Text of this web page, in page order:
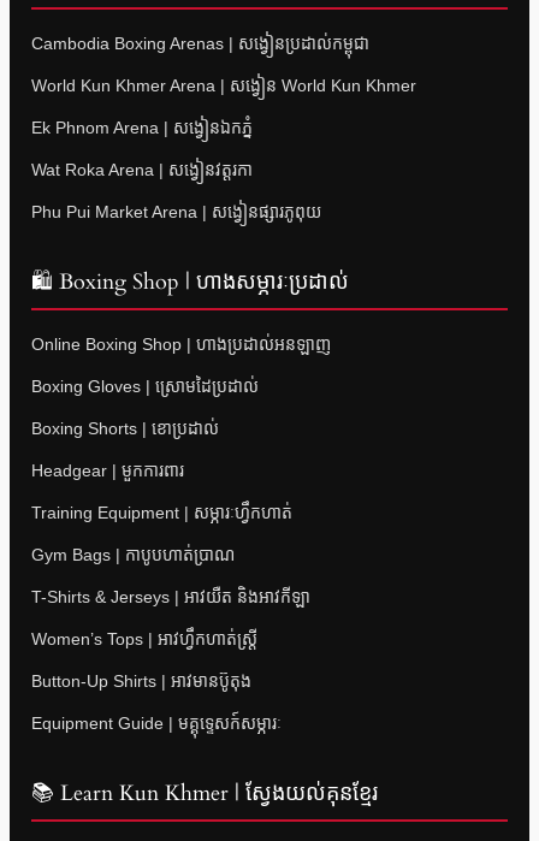
Cambodia Boxing Arenas | សង្វៀនប្រដាល់កម្ពុជា
World Kun Khmer Arena | សង្វៀន World Kun Khmer
Ek Phnom Arena | សង្វៀនឯកភ្នំ
Wat Roka Arena | សង្វៀនវត្តរកា
Phu Pui Market Arena | សង្វៀនផ្សារភូពុយ
🛍 Boxing Shop | ហាងសម្ភារៈប្រដាល់
Online Boxing Shop | ហាងប្រដាល់អនឡាញ
Boxing Gloves | ស្រោមដៃប្រដាល់
Boxing Shorts | ខោប្រដាល់
Headgear | មួកការពារ
Training Equipment | សម្ភារៈហ្វឹកហាត់
Gym Bags | កាបូបហាត់ប្រាណ
T-Shirts & Jerseys | អាវយឺត និងអាវកីឡា
Women’s Tops | អាវហ្វឹកហាត់ស្ត្រី
Button-Up Shirts | អាវមានប៊ូតុង
Equipment Guide | មគ្គុទ្ទេសក៍សម្ភារៈ
📚 Learn Kun Khmer | ស្វែងយល់គុនខ្មែរ